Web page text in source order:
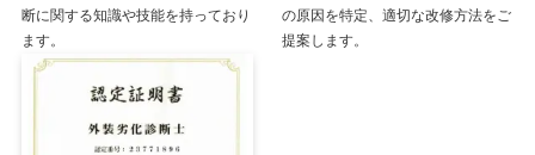
断に関する知識や技能を持っており
ます。
の原因を特定、適切な改修方法をご
提案します。